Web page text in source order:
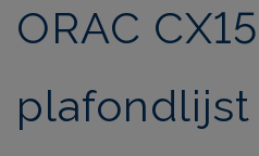
ORAC
plafondlijst